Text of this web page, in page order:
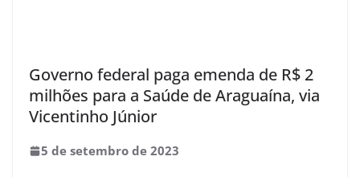
Governo federal paga emenda de R$ 2
milhões para a Saúde de Araguaína, via
Vicentinho Júnior
5 de setembro de 2023